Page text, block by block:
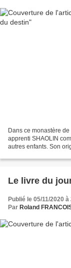
Dans ce monastère
apprenti SHAOLIN
autres enfants. Son
Le livre du
Publié le 05/11/2020 à
Par Roland